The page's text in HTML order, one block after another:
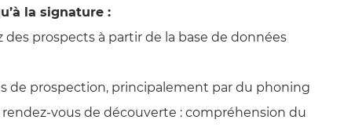
la signature :
des prospects à partir de la base de données
de prospection, principalement par du phoning
rendez-vous de découverte : compréhension du